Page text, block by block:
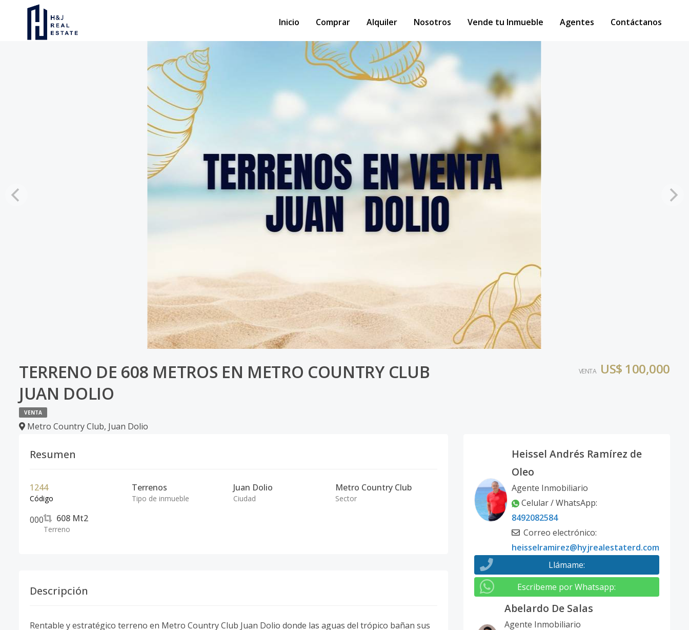
Inicio Comprar Alquiler Nosotros Vende tu Inmueble Agentes Contáctanos
TERRENO DE 608 METROS EN METRO COUNTRY CLUB
JUAN DOLIO
VENTA
Metro Country Club, Juan Dolio
VENTA US$ 100,000
Resumen
1244
Código
Terrenos
Tipo de inmueble
Juan Dolio
Ciudad
Metro Country Club
Sector
000 608 Mt2
Terreno
Descripción
Rentable y estratégico terreno en Metro Country Club Juan Dolio donde las aguas del trópico bañan sus
Heissel Andrés Ramírez de
Oleo
Agente Inmobiliario
Celular / WhatsApp:
8492082584
Correo electrónico:
heisselramirez@hyjrealestaterd.com
Llámame:
Escribeme por Whatsapp:
Abelardo De Salas
Agente Inmobiliario